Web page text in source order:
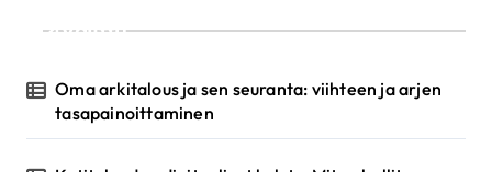
l
a
Valittu
Oma arkitalous ja sen seuranta: viihteen ja arjen
tasapainoittaminen